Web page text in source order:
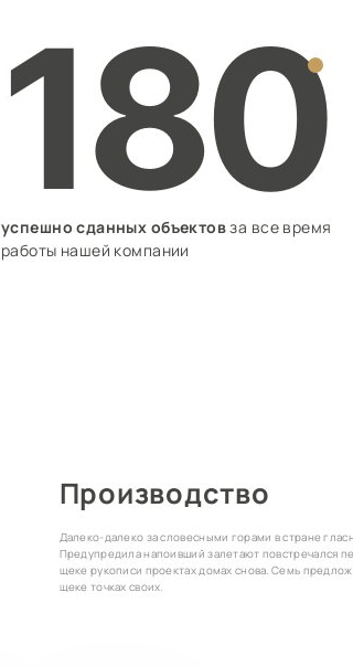
180
успешно сданных объектовза все время
работы нашей компании
Производство
Далеко-далеко за словесными горами в стране
Предупредила напоивший залетают повстречался
щеке рукописи проектах домах снова. Семь
щеке точках своих.